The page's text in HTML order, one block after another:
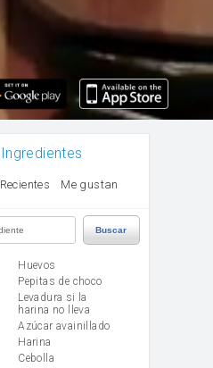
Ingredientes
Recientes Me gustan
Buscar
huevos
Pepitas de choco
Levadura si la
harina no lleva
Azúcar avainillado
harina
cebolla